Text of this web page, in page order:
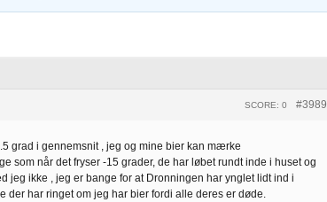
#3989
SCORE: 0
grad i gennemsnit , jeg og mine bier kan mærke
som når det fryser -15 grader, de har løbet rundt inde i huset og
jeg ikke , jeg er bange for at Dronningen har ynglet lidt ind i
har ringet om jeg har bier fordi alle deres er døde.